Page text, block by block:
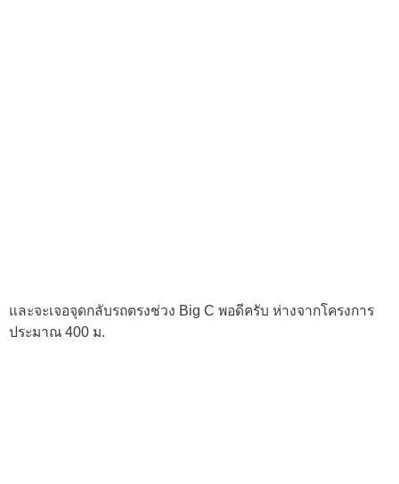
และจะเจอจุดกลับรถตรงช่วง Big C พอดีครับ ห่างจากโครงการ
ประมาณ 400 ม.